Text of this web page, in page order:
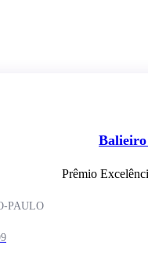
Prêmio
PAULO